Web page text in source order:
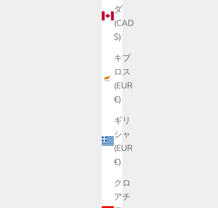
ダ
(CAD
$)
キプ
ロス
(EUR
€)
ギリ
シャ
(EUR
€)
クロ
アチ
もっと詳しく